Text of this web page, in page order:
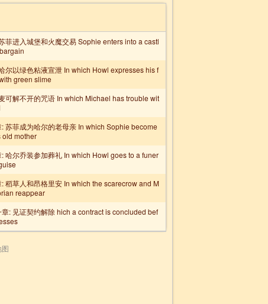
菲进入城堡和火魔交易 Sophie enters into a castl
尔以绿色粘液宣泄 In which Howl expresses his f
green slime
可解不开的咒语 In which Michael has trouble wit
苏菲成为哈尔的老母亲 In which Sophie become
old mother
哈尔乔装参加葬礼 In which Howl goes to a funer
稻草人和昂格里安 In which the scarecrow and M
reappear
: 见证契约解除 hich a contract is concluded bef